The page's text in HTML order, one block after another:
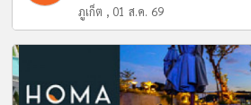
ภูเก็ต , 01 ส.ค. 69